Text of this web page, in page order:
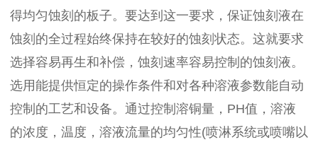
得均匀蚀刻的板子。要达到这一要求，保证蚀刻液在
蚀刻的全过程始终保持在较好的蚀刻状态。这就要求
选择容易再生和补偿，蚀刻速率容易控制的蚀刻液。
选用能提供恒定的操作条件和对各种溶液参数能自动
控制的工艺和设备。通过控制溶铜量， PH值，溶液
的浓度，温度，溶液流量的均匀性(喷淋系统或喷嘴以